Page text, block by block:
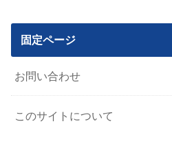
固定ページ
お問い合わせ
このサイトについて